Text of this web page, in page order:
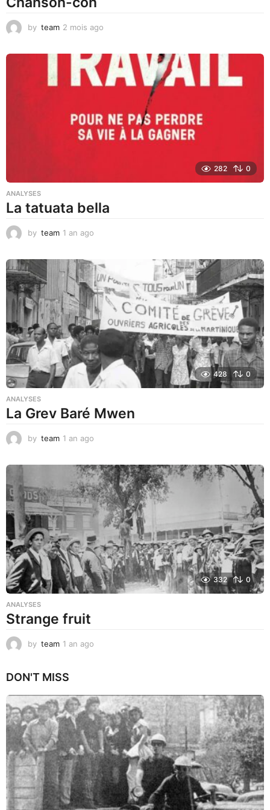
by team 2 mois ago
s
a
282 0
ANALYSES
La tatuata bella
by team 1 an ago
a
g
o
428 0
ANALYSES
La Grev Baré Mwen
by team 1 an ago
a
g
o
332 0
ANALYSES
Strange fruit
by team 1 an ago
o
DON'T MISS